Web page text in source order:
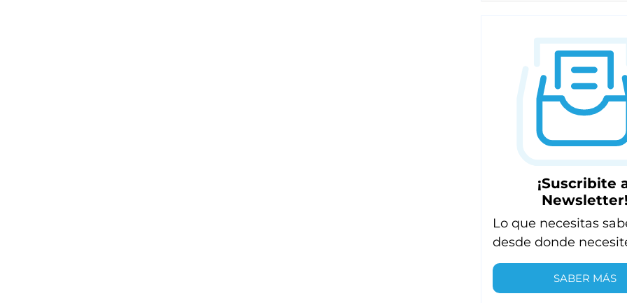
¡Suscribite
Newsletter!
Lo que necesitas
desde donde
SABER MÁS